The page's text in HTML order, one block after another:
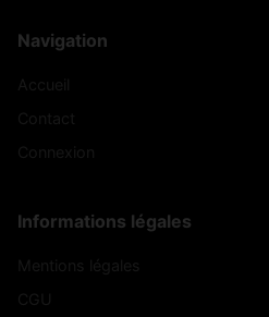
Navigation
Informations légales